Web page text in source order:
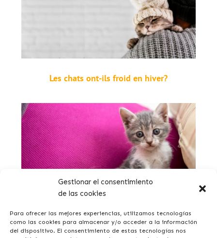
Gestionar el consentimiento
de las cookies
Para ofrecer las mejores experiencias, utilizamos tecnologías
como las cookies para almacenar y/o acceder a la información
del dispositivo. El consentimiento de estas tecnologías nos
Les chats ont-ils froid en hiver?
Tout ce qu’il faut savoir quand on accueille un chat